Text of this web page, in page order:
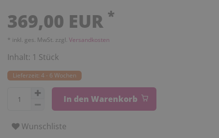
369,00 EUR *
* inkl. ges. MwSt. zzgl. Versandkosten
Inhalt: 1 Stück
Lieferzeit: 4 - 6 Wochen
In den Warenkorb
Wunschliste